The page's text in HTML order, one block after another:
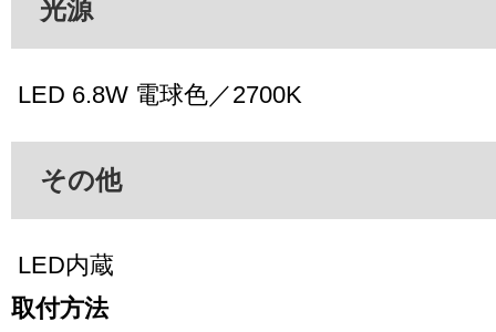
光源
LED 6.8W 電球色／2700K
その他
LED内蔵
取付方法